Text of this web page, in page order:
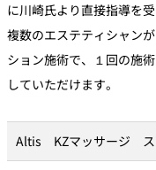
に川崎氏より直接指導を
複数のエステティシャン
ション施術で、１回の施
していただけます。
Altis KZマッサー